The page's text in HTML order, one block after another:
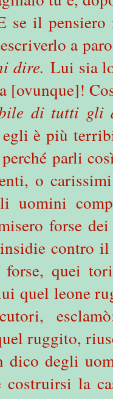
se il
a
dire. Lui sia
[ovunque]!
di tutti
è più
parli
o
uomini
forse
contro
quei
quel leone
ruggito,
dico degli
costruirsi la